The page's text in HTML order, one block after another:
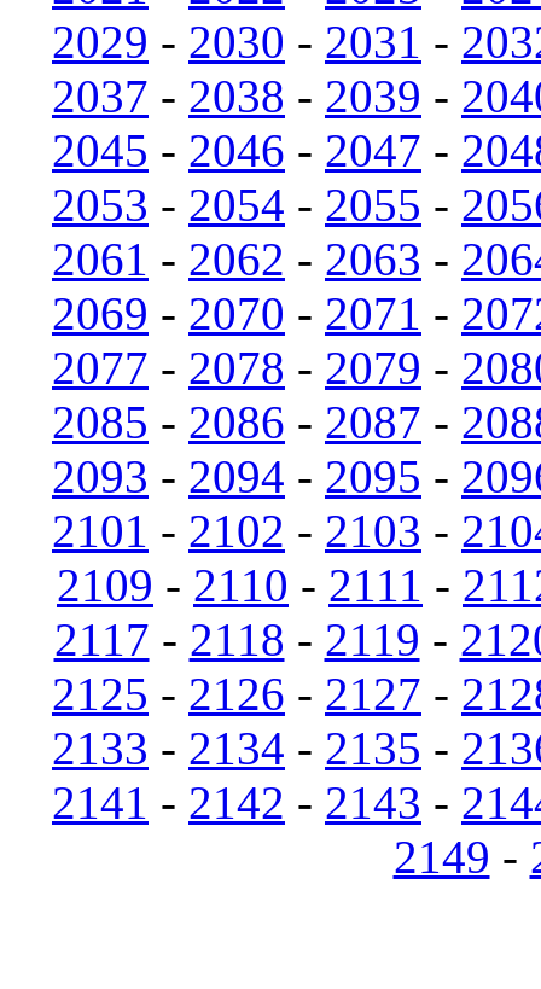
2029 - 2030 - 2031 -
2037 - 2038 - 2039 -
2045 - 2046 - 2047 -
2053 - 2054 - 2055 -
2061 - 2062 - 2063 -
2069 - 2070 - 2071 -
2077 - 2078 - 2079 -
2085 - 2086 - 2087 -
2093 - 2094 - 2095 -
2101 - 2102 - 2103 -
2109 - 2110 - 2111 -
2117 - 2118 - 2119 -
2125 - 2126 - 2127 -
2133 - 2134 - 2135 -
2141 - 2142 - 2143 -
2149 -